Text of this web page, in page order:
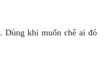
. Dùng khi muốn chê ai đó